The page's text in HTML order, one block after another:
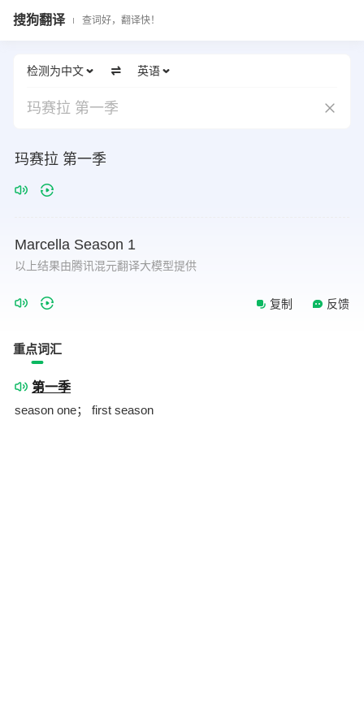
搜狗翻译 查词好，翻译快！
检测为中文 英语
玛赛拉 第一季
玛赛拉 第一季
Marcella Season 1
以上结果由腾讯混元翻译大模型提供
复制 反馈
重点词汇
第一季
season one； first season